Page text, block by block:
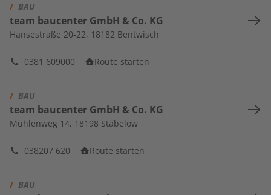
/ BAU
team baucenter GmbH & Co. KG
Hansestraße 20-22, 18182 Bentwisch
0381 609000 Route starten
/ BAU
team baucenter GmbH & Co. KG
Mühlenweg 14, 18198 Stäbelow
038207 620 Route starten
/ BAU